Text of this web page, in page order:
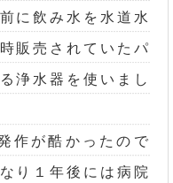
に飲み水を水道水
販売されていたパ
浄水器を使いまし
作が酷かったので
り１年後には病院